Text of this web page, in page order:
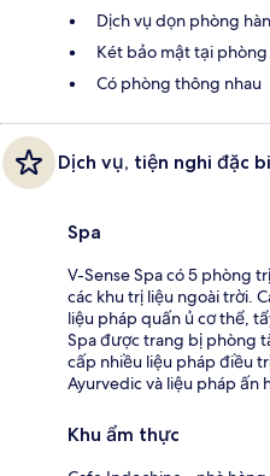
Dịch vụ dọn phòng
Két bảo mật tại phòng
Có phòng thông nhau
Dịch vụ, tiện nghi đặc
Spa
V-Sense Spa có 5 phòng
các khu trị liệu ngoài trời.
liệu pháp quấn ủ cơ thể,
Spa được trang bị phòng
cấp nhiều liệu pháp điều
Ayurvedic và liệu pháp ấn
Khu ẩm thực